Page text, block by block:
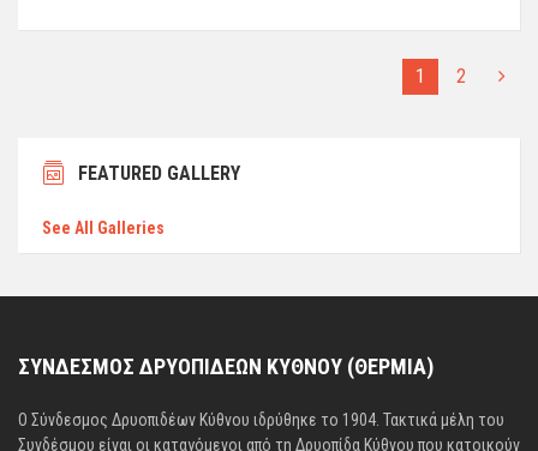
1 2
FEATURED GALLERY
See All Galleries
ΣΥΝΔΕΣΜΟΣ ΔΡΥΟΠΙΔΕΩΝ ΚΥΘΝΟΥ (ΘΕΡΜΙΑ)
Ο Σύνδεσμος Δρυοπιδέων Κύθνου ιδρύθηκε το 1904. Τακτικά μέλη του
Συνδέσμου είναι οι καταγόμενοι από τη Δρυοπίδα Κύθνου που κατοικούν